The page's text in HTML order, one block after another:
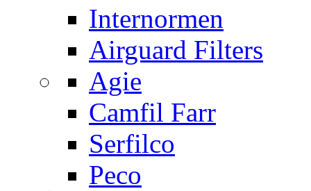
Internormen
Airguard Filters
Agie
Camfil Farr
Serfilco
Peco